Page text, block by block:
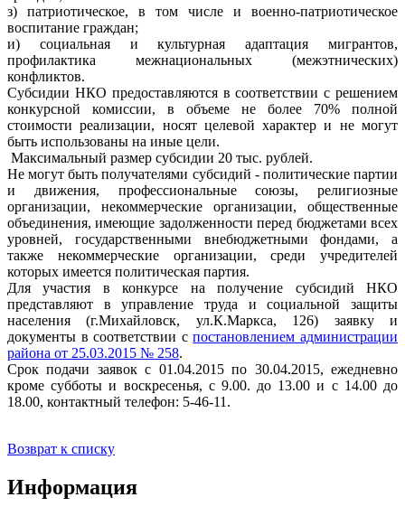
з) патриотическое, в том числе и военно-патриотическое
воспитание граждан;
и) социальная и культурная адаптация мигрантов,
профилактика межнациональных (межэтнических)
конфликтов.
Субсидии НКО предоставляются в соответствии с решением
конкурс​ной комиссии, в объеме не более 70% полной
стоимости реализации, носят целевой характер и не могут
быть использованы на иные цели.
Максимальный размер субсидии 20 тыс. рублей.
Не могут быть получателями субсидий - политические партии
и движения, профессиональные союзы, религиозные
организации, некоммерческие организации, общественные
объединения, имеющие задолженности перед бюджетами всех
уровней, государственными внебюджетными фондами, а
также некоммерческие организации, среди учредителей
которых имеется политическая партия.
Для участия в конкурсе на получение субсидий НКО
представляют в управление труда и социальной защиты
населения (г.Михайловск, ул.К.Маркса, 126) заявку и
документы в соответствии спостановлением администрации
района от 25.03.2015 № 258.
Срок подачи заявок с 01.04.2015 по 30.04.2015, ежедневно
кроме субботы и воскресенья, с 9.00. до 13.00 и с 14.00 до
18.00, контактный телефон: 5-46-11.
Возврат к списку
Информация